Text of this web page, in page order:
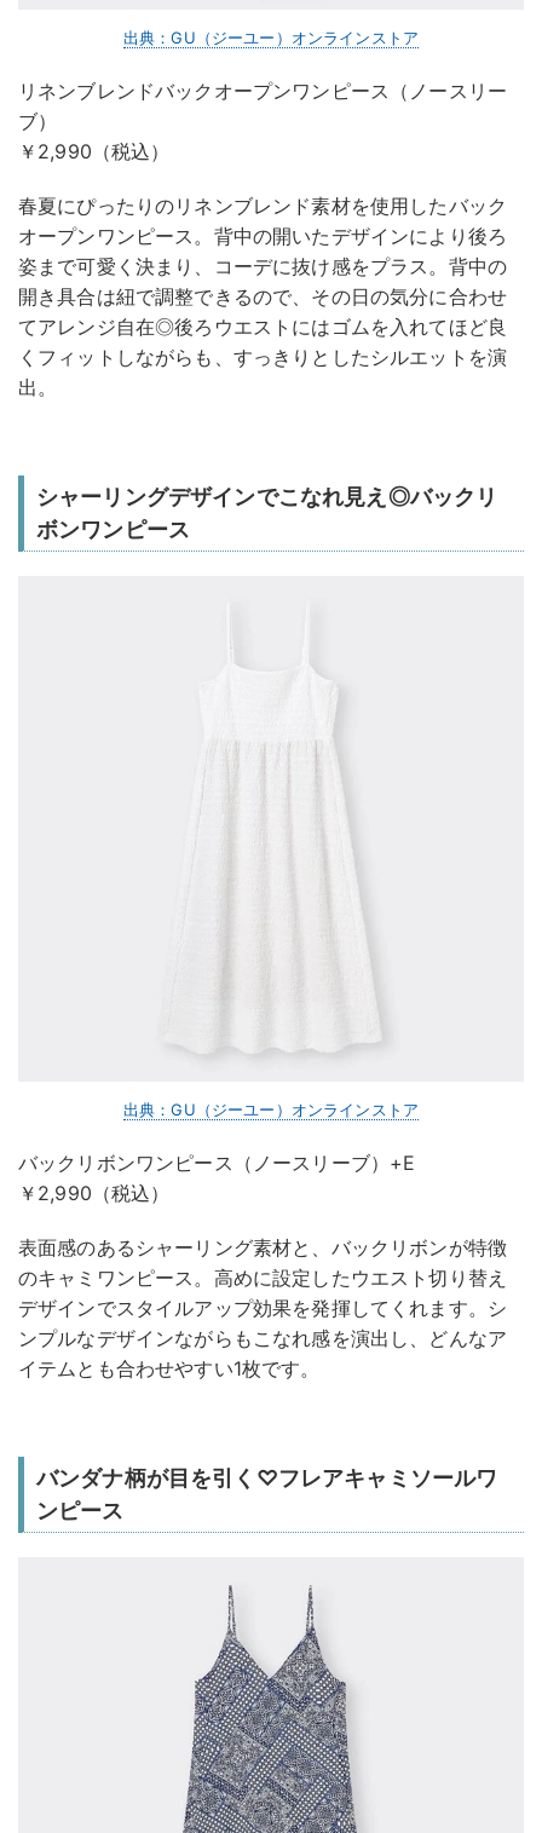
出典：GU（ジーユー）オンラインストア
リネンブレンドバックオープンワンピース（ノースリー
ブ）
￥2,990（税込）
春夏にぴったりのリネンブレンド素材を使用したバック
オープンワンピース。背中の開いたデザインにより後ろ
姿まで可愛く決まり、コーデに抜け感をプラス。背中の
開き具合は紐で調整できるので、その日の気分に合わせ
てアレンジ自在◎後ろウエストにはゴムを入れてほど良
くフィットしながらも、すっきりとしたシルエットを演
出。
シャーリングデザインでこなれ見え◎バックリ
ボンワンピース
出典：GU（ジーユー）オンラインストア
バックリボンワンピース（ノースリーブ）+E
￥2,990（税込）
表面感のあるシャーリング素材と、バックリボンが特徴
のキャミワンピース。高めに設定したウエスト切り替え
デザインでスタイルアップ効果を発揮してくれます。シ
ンプルなデザインながらもこなれ感を演出し、どんなア
イテムとも合わせやすい1枚です。
バンダナ柄が目を引く♡フレアキャミソールワ
ンピース